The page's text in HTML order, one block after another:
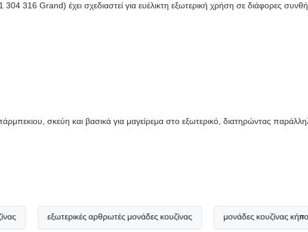
316 Grand) έχει σχεδιαστεί για ευέλικτη εξωτερική χρήση σε διάφορες
σκεύη και βασικά για μαγείρεμα στο εξωτερικό, διατηρώντας
εξωτερικές αρθρωτές μονάδες κουζίνας μονάδες κουζίνας κήπου